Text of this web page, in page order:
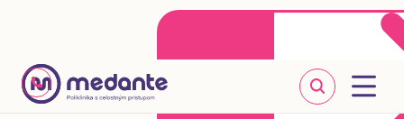
Klientske centrum
+421 2 20 302 303